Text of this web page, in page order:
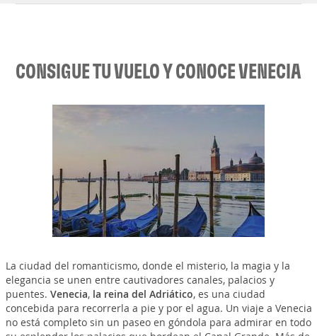
CONSIGUE TU VUELO Y CONOCE VENECIA
La ciudad del romanticismo, donde el misterio, la magia y la
elegancia se unen entre cautivadores canales, palacios y
puentes. Venecia, la reina del Adriático, es una ciudad
concebida para recorrerla a pie y por el agua. Un viaje a Venecia
no está completo sin un paseo en góndola para admirar en todo